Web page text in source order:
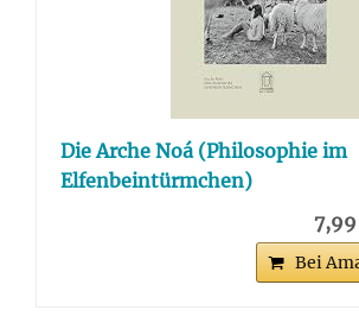
Die Arche Noá (Philosophie im
Elfenbeintürmchen)
7,99
Bei